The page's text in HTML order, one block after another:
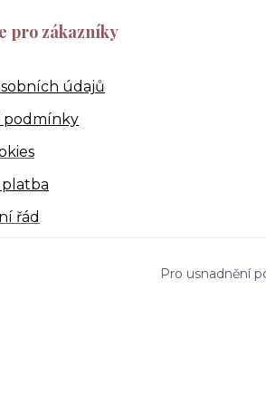
pro zákazníky
údajů
podmínky
platba
řád
Pro usnadnění